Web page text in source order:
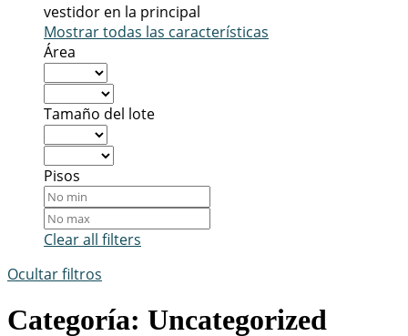
vestidor en la principal
Mostrar todas las características
Área
Tamaño del lote
Pisos
Clear all filters
Ocultar filtros
Categoría: Uncategorized